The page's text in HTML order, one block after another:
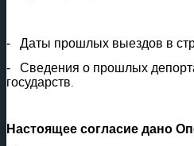
-
Даты прошлых выездов в
-
Сведения о прошлых
государств.
Настоящее согласие дано